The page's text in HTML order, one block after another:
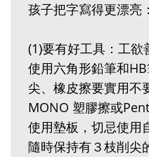
孩子把字寫得更漂亮：
(1)要有好工具：工
使用六角形鉛筆和
尖、橡皮擦要實用不
MONO 塑膠擦或
使用墊板，切忌使用
隨時保持有３枝削尖